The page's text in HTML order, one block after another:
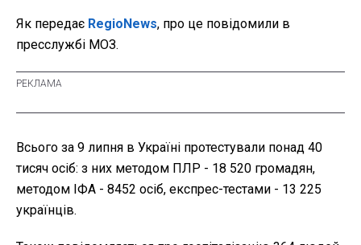
Як передає RegioNews, про це повідомили в
пресслужбі МОЗ.
Всього за 9 липня в Україні протестували понад 40
тисяч осіб: з них методом ПЛР - 18 520 громадян,
методом ІФА - 8452 осіб, експрес-тестами - 13 225
українців.